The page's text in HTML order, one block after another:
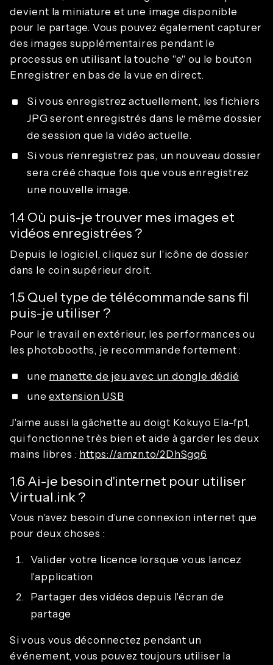
devient la miniature et une image disponible
pour le partage. Vous pouvez également capturer
des images supplémentaires pendant le
processus en utilisant la touche "e" ou le bouton
Enregistrer en bas de la vue en direct.
Si vous enregistrez actuellement, les fichiers
JPG seront enregistrés dans le même dossier
de session que la vidéo actuelle.
Si vous n'enregistrez pas, un nouveau dossier
sera créé chaque fois que vous enregistrez
une nouvelle image.
1.4 Où puis-je trouver mes images et
vidéos enregistrées ?
Depuis le logiciel, cliquez sur l'icône de dossier
dans le coin supérieur droit.
1.5 Quel type de télécommande sans fil
puis-je utiliser ?
Pour le travail en extérieur, les performances ou
les photobooths, je recommande fortement :
une manette de jeu avec un dongle dédié
uneextension USB
J'aime aussi la gâchette au doigt Kokuyo Ela-fp1,
qui fonctionne très bien et aide à garder les deux
mains libres : https://amzn.to/2DhSgq6
1.6 Ai-je besoin d'internet pour utiliser
Virtual.ink ?
Vous n'avez besoin d'une connexion internet que
pour deux choses :
Valider votre licence lorsque vous lancez
l'application
Partager des vidéos depuis l'écran de
partage
Si vous vous déconnectez pendant un
événement, vous pouvez toujours utiliser la